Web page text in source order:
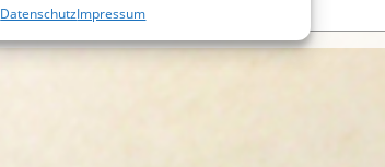
DatenschutzImpressum